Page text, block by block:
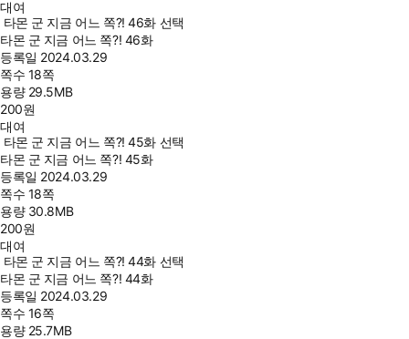
대여
타몬 군 지금 어느 쪽?! 46화 선택
타몬 군 지금 어느 쪽?! 46화
등록일 2024.03.29
쪽수 18쪽
용량 29.5MB
200원
대여
타몬 군 지금 어느 쪽?! 45화 선택
타몬 군 지금 어느 쪽?! 45화
등록일 2024.03.29
쪽수 18쪽
용량 30.8MB
200원
대여
타몬 군 지금 어느 쪽?! 44화 선택
타몬 군 지금 어느 쪽?! 44화
등록일 2024.03.29
쪽수 16쪽
용량 25.7MB